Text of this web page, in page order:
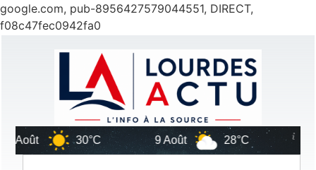
google.com, pub-8956427579044551, DIRECT,
f08c47fec0942fa0
30°C 9 Août 28°C 10